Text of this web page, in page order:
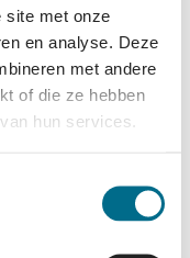
site met onze
en analyse. Deze
met andere
of die ze hebben
hun services.
x